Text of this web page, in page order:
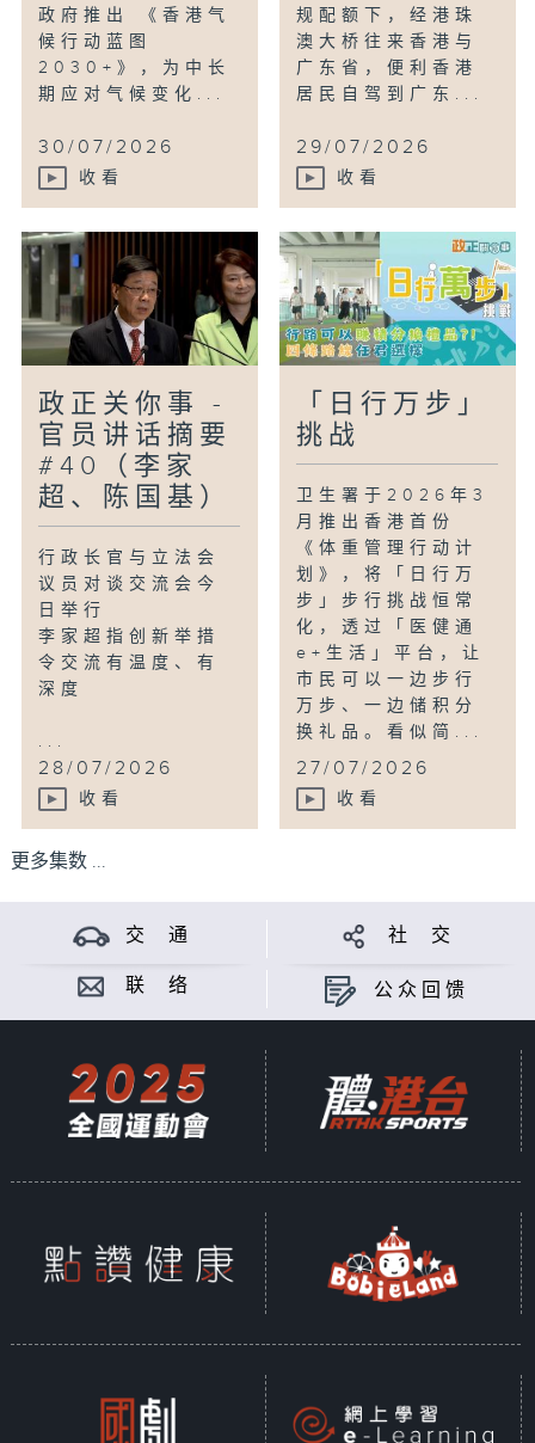
政府推出 《香港气
候行动蓝图
2030+》，为中长
期应对气候变化...
30/07/2026
收看
规配额下，经港珠
澳大桥往来香港与
广东省，便利香港
居民自驾到广东...
29/07/2026
收看
政正关你事 -
官员讲话摘要
#40（李家
超、陈国基）
行政长官与立法会
议员对谈交流会今
日举行
李家超指创新举措
令交流有温度、有
深度
...
28/07/2026
收看
「日行万步」
挑战
卫生署于2026年3
月推出香港首份
《体重管理行动计
划》，将「日行万
步」步行挑战恒常
化，透过「医健通
e+生活」平台，让
市民可以一边步行
万步、一边储积分
换礼品。看似简...
27/07/2026
收看
更多集数 ...
交 通 社 交
联 络 公众回馈